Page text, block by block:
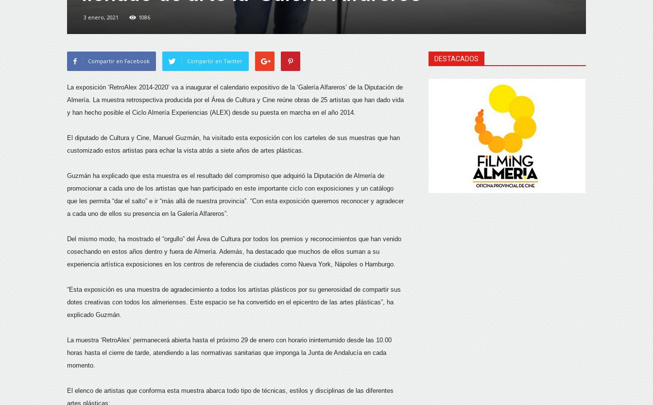
3 enero, 2021 1086
Compartir en Facebook Compartir en Twitter
La exposición ‘RetroAlex 2014-2020’ va a inaugurar el calendario expositivo de la ‘Galería Alfareros’ de la Diputación de
Almería. La muestra retrospectiva producida por el Área de Cultura y Cine reúne obras de 25 artistas que han dado vida
y han hecho posible el Ciclo Almería Experiencias (ALEX) desde su puesta en marcha en el año 2014.
El diputado de Cultura y Cine, Manuel Guzmán, ha visitado esta exposición con los carteles de sus muestras que han
customizado estos artistas para echar la vista atrás a siete años de artes plásticas.
Guzmán ha explicado que esta muestra es el resultado del compromiso que adquirió la Diputación de Almería de
promocionar a cada uno de los artistas que han participado en este importante ciclo con exposiciones y un catálogo
que les permita “dar el salto” e ir “más allá de nuestra provincia”. “Con esta exposición queremos reconocer y agradecer
a cada uno de ellos su presencia en la Galería Alfareros”.
Del mismo modo, ha mostrado el “orgullo” del Área de Cultura por todos los premios y reconocimientos que han venido
cosechando en estos años dentro y fuera de Almería. Además, ha destacado que muchos de ellos suman a su
experiencia artística exposiciones en los centros de referencia de ciudades como Nueva York, Nápoles o Hamburgo.
“Esta exposición es una muestra de agradecimiento a todos los artistas plásticos por su generosidad de compartir sus
dotes creativas con todos los almerienses. Este espacio se ha convertido en el epicentro de las artes plásticas”, ha
explicado Guzmán.
La muestra ‘RetroAlex’ permanecerá abierta hasta el próximo 29 de enero con horario ininterrumido desde las 10.00
horas hasta el cierre de tarde, atendiendo a las normativas sanitarias que imponga la Junta de Andalucía en cada
momento.
El elenco de artistas que conforma esta muestra abarca todo tipo de técnicas, estilos y disciplinas de las diferentes
artes plásticas:
DESTACADOS